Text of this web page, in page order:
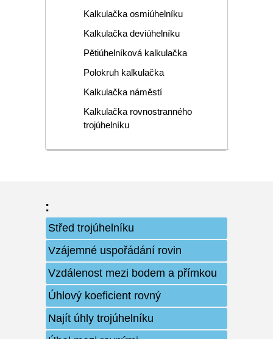
Kalkulačka osmiúhelníku
Kalkulačka deviúhelníku
Pětiúhelníková kalkulačka
Polokruh kalkulačka
Kalkulačka náměstí
Kalkulačka rovnostranného
trojúhelníku
:
Střed trojúhelníku
Vzájemné uspořádání rovin
Vzdálenost mezi bodem a přímkou
Úhlový koeficient rovný
Najít úhly trojúhelníku